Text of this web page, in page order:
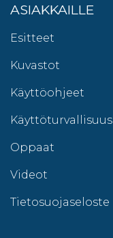
ASIAKKAILLE
Esitteet
Kuvastot
Käyttöohjeet
Käyttöturvallisuus
Oppaat
Videot
Tietosuojaseloste